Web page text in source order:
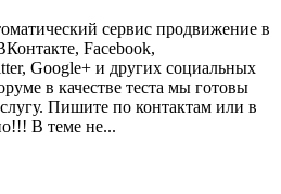
сервис продвижение в
Facebook,
Google+ и других социальных
в качестве теста мы готовы
Пишите по контактам или в
В теме не...